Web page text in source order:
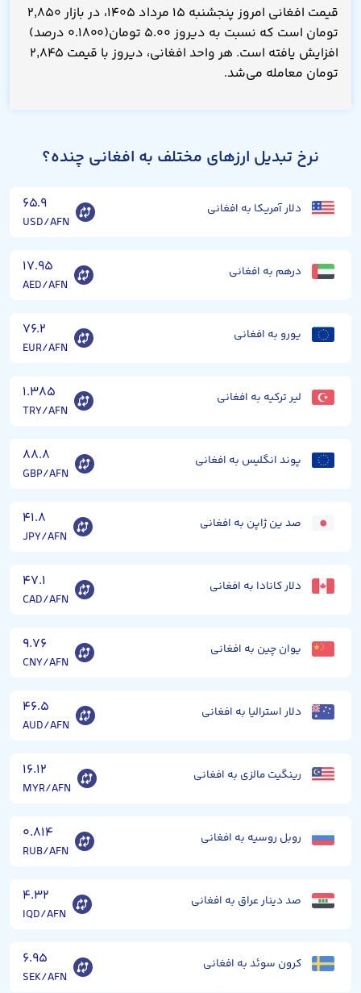
قیمت افغانی امروز پنجشنبه ۱۵ مرداد ۱۴۰۵، در بازار ۲,۸۵۰
تومان است که نسبت به دیروز ۵.۰۰ تومان(۰.۱۸۰۰ درصد)
افزایش یافته است. هر واحد افغانی، دیروز با قیمت ۲,۸۴۵
تومان معامله می‌شد.
نرخ تبدیل ارزهای مختلف به افغانی چنده؟
دلار آمریکا به افغانی ۶۵.۹
USD/AFN
درهم به افغانی ۱۷.۹۵
AED/AFN
یورو به افغانی ۷۶.۲
EUR/AFN
لیر ترکیه به افغانی ۱.۳۸۵
TRY/AFN
پوند انگلیس به افغانی ۸۸.۸
GBP/AFN
صد ین ژاپن به افغانی ۴۱.۸
JPY/AFN
دلار کانادا به افغانی ۴۷.۱
CAD/AFN
یوان چین به افغانی ۹.۷۶
CNY/AFN
دلار استرالیا به افغانی ۴۶.۵
AUD/AFN
رینگیت مالزی به افغانی ۱۶.۱۲
MYR/AFN
روبل روسیه به افغانی ۰.۸۱۴
RUB/AFN
صد دینار عراق به افغانی ۴.۳۲
IQD/AFN
کرون سوئد به افغانی ۶.۹۵
SEK/AFN